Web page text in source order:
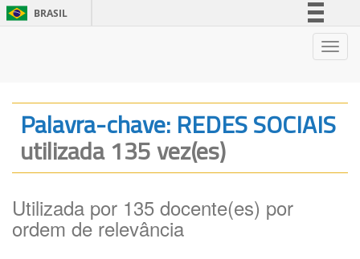
BRASIL
Legislação
Palavra-chave: REDES SOCIAIS
utilizada 135 vez(es)
Utilizada por 135 docente(es) por
ordem de relevância